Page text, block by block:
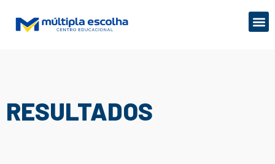
RESULTADOS